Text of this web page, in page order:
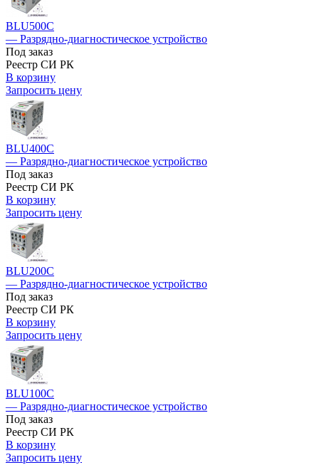
BLU500C
— Разрядно-диагностическое устройство
Под заказ
Реестр СИ РК
В корзину
Запросить цену
BLU400C
— Разрядно-диагностическое устройство
Под заказ
Реестр СИ РК
В корзину
Запросить цену
BLU200C
— Разрядно-диагностическое устройство
Под заказ
Реестр СИ РК
В корзину
Запросить цену
BLU100C
— Разрядно-диагностическое устройство
Под заказ
Реестр СИ РК
В корзину
Запросить цену